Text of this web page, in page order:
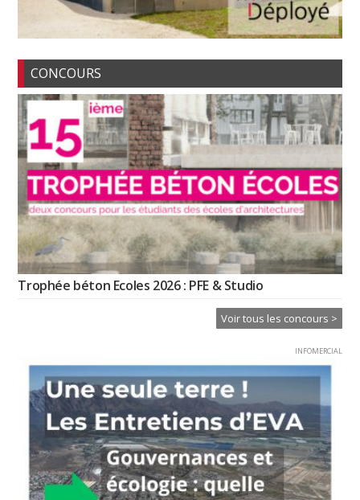
CONCOURS
Trophée béton Ecoles 2026 : PFE & Studio
Voir tous les concours >
INFOMERCIAL